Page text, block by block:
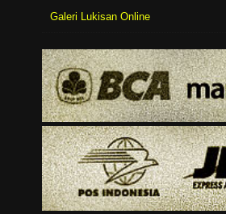
Galeri Lukisan Online